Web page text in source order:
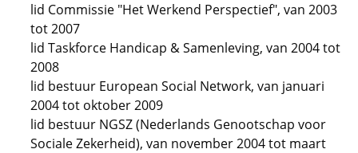
lid Commissie "Het Werkend Perspectief", van 2003
tot 2007
lid Taskforce Handicap & Samenleving, van 2004 tot
2008
lid bestuur European Social Network, van januari
2004 tot oktober 2009
lid bestuur NGSZ (Nederlands Genootschap voor
Sociale Zekerheid), van november 2004 tot maart